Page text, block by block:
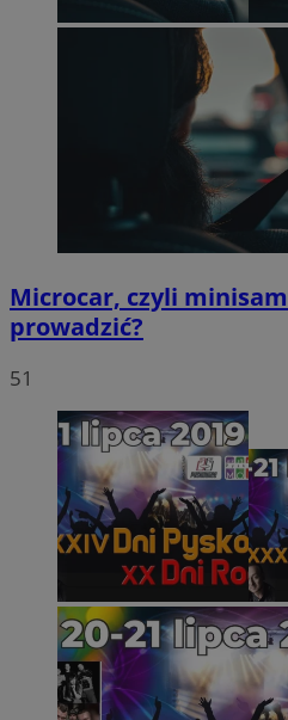
Microcar, czyli
prowadzić?
51